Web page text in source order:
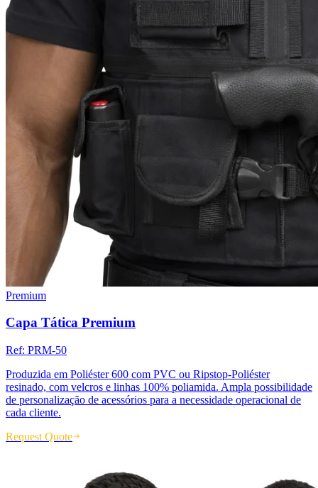
Premium
Capa Tática Premium
Ref: PRM-50
Produzida em Poliéster 600 com PVC ou Ripstop-Poliéster
resinado, com velcros e linhas 100% poliamida. Ampla possibilidade
de personalização de acessórios para a necessidade operacional de
cada cliente.
Request Quote